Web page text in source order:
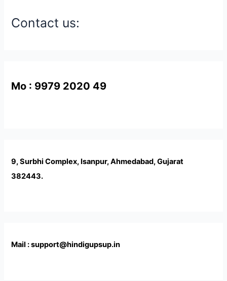
Contact us:
Mo : 9979 2020 49
9, Surbhi Complex, Isanpur, Ahmedabad, Gujarat
382443.
Mail : support@hindigupsup.in